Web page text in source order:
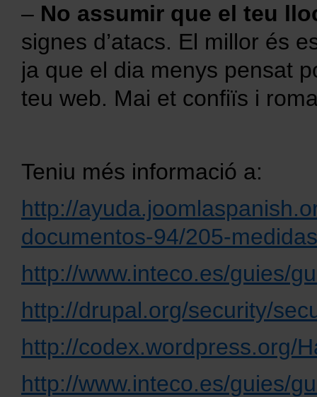
– No assumir que el teu
signes d’atacs. El millor és
ja que el dia menys pensat
teu web. Mai et confiïs i
Teniu més informació a:
http://
documentos-94/205-
http://www.inteco.es/guies/
http://drupal.org/security/
http://codex.wordpress.org/
http://www.inteco.es/guies/